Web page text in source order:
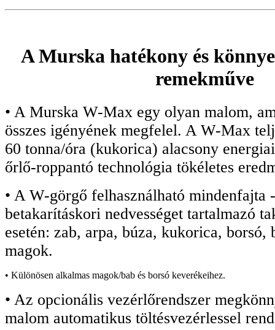
A Murska hatékony és
remekműve
• A Murska W-Max egy olyan malom,
összes igényének megfelel. A W-Max
60 tonna/óra (kukorica) alacsony
őrlő-roppantó technológia tökéletes
• A W-görgő felhasználható mindenfajta
betakarításkori nedvességet tartalmazó
esetén: zab, arpa, búza, kukorica, borsó,
magok.
• Különösen alkalmas magok/bab és borsó keverékeihez.
• Az opcionális vezérlőrendszer
malom automatikus töltésvezérlessel